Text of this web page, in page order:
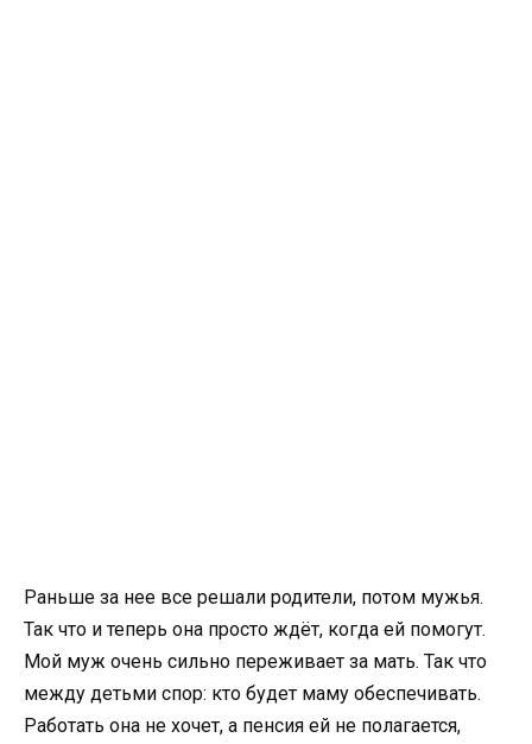
Раньше за нее все решали родители, потом мужья.
Так что и теперь она просто ждёт, когда ей помогут.
Мой муж очень сильно переживает за мать. Так что
между детьми спор: кто будет маму обеспечивать.
Работать она не хочет, а пенсия ей не полагается,